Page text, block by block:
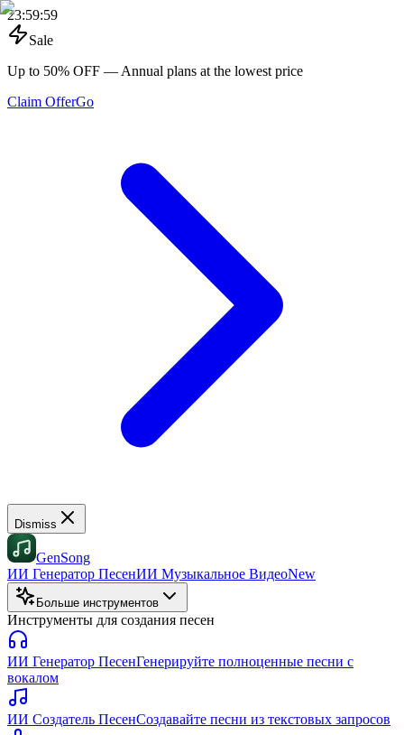
23:59:59
Sale
Up to 50% OFF — Annual plans at the lowest price
Claim OfferGo
Dismiss
GenSong
ИИ Генератор ПесенИИ Музыкальное ВидеоNew
Больше инструментов
Инструменты для создания песен
ИИ Генератор ПесенГенерируйте полноценные песни с
вокалом
ИИ Создатель ПесенСоздавайте песни из текстовых запросов